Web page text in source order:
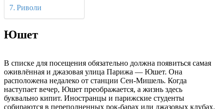
Риволи
Юшет
В списке для посещения обязательно должна появиться самая
оживлённая и джазовая улица Парижа — Юшет. Она
расположена недалеко от станции Сен-Мишель. Когда
наступает вечер, Юшет преображается, а жизнь здесь
буквально кипит. Иностранцы и парижские студенты
собираются в переполненных рок-барах или джазовых клубах.